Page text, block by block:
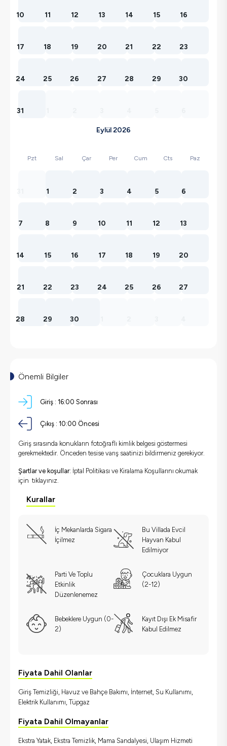
10 11 12 13 14 15 16
17 18 19 20 21 22 23
24 25 26 27 28 29 30
31
Eylül 2026
Pzt Sal Çar Per Cum Cts Paz
1 2 3 4 5 6
7 8 9 10 11 12 13
14 15 16 17 18 19 20
21 22 23 24 25 26 27
28 29 30
Önemli Bilgiler
Giriş : 16:00 Sonrası
Çıkış : 10:00 Öncesi
Giriş sırasında konukların fotoğraflı kimlik belgesi göstermesi
gerekmektedir. Önceden tesise varış saatinizi bildirmeniz gerekiyor.
Şartlar ve koşullar: İptal Politikası ve Kiralama Koşullarını okumak
için tıklayınız.
Kurallar
İç Mekanlarda Sigara
İçilmez
Bu Villada Evcil
Hayvan Kabul
Edilmiyor
Parti Ve Toplu
Etkinlik
Düzenlenemez
Çocuklara Uygun
(2-12)
Bebeklere Uygun (0-
2)
Kayıt Dışı Ek Misafir
Kabul Edilmez
Fiyata Dahil Olanlar
Giriş Temizliği, Havuz ve Bahçe Bakımı, İnternet, Su Kullanımı,
Elektrik Kullanımı, Tüpgaz
Fiyata Dahil Olmayanlar
Ekstra Yatak, Ekstra Temizlik, Mama Sandalyesi, Ulaşım Hizmeti